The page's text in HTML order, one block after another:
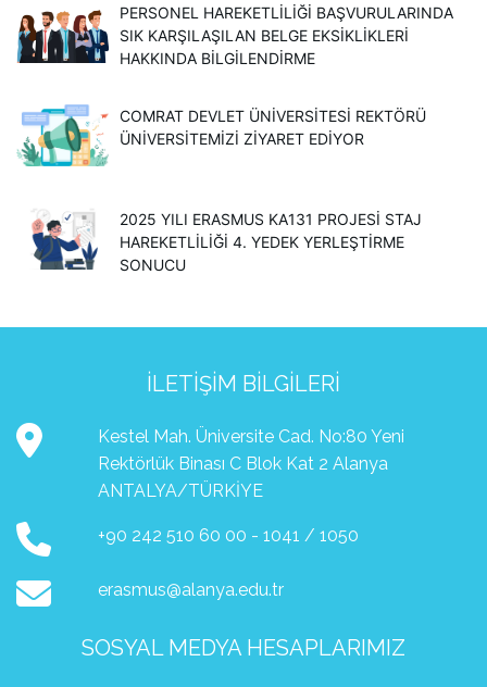
PERSONEL HAREKETLILIĞI BAŞVURULARINDA
SIK KARŞILAŞILAN BELGE EKSIKLIKLERI
HAKKINDA BILGILENDIRME
COMRAT DEVLET ÜNIVERSITESI REKTÖRÜ
ÜNIVERSITEMIZI ZIYARET EDIYOR
2025 YILI ERASMUS KA131 PROJESİ STAJ
HAREKETLİLİĞİ 4. YEDEK YERLEŞTİRME
SONUCU
İLETIŞIM BILGILERI
Kestel Mah. Üniversite Cad. No:80 Yeni
Rektörlük Binası C Blok Kat 2 Alanya
ANTALYA/TÜRKİYE
+90 242 510 60 00 - 1041 / 1050
erasmus@alanya.edu.tr
SOSYAL MEDYA HESAPLARIMIZ